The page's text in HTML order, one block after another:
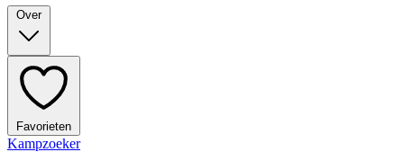
Over
Favorieten
Kampzoeker